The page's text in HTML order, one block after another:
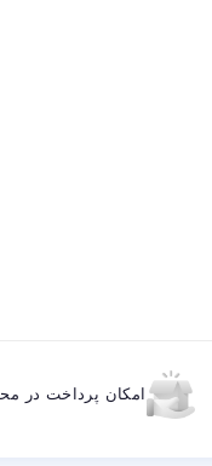
امکان پرداخت در